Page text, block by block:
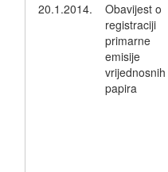
20.1.2014.
Obavijest o
registraciji
primarne
emisije
vrijednosnih
papira